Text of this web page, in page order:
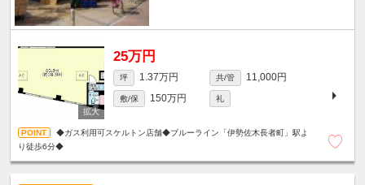
25万円
坪 1.37万円 共/管 11,000円
敷/保 150万円 礼
◆ガス利用可スケルトン店舗◆ブルーライン「伊勢佐木長者町」駅よ
り徒歩6分◆